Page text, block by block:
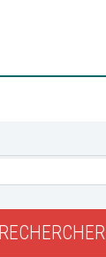
RECHERCHER